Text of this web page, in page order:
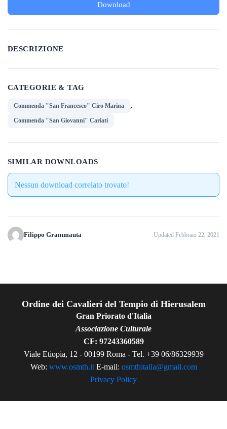
Download
DESCRIZIONE
CATEGORIE & TAG
Commenda "San Francesco" Ciro Marina ,
Commenda "San Giovanni" Cariati
SIMILAR DOWNLOADS
Nessun download correlato trovato!
Filippo Grammauta Updated Febbraio 22, 2021
Ordine dei Cavalieri del Tempio di Hierusalem
Gran Priorato d'Italia
Associazione Culturale
CF: 97243360589
Viale Etiopia, 12 - 00199 Roma - Tel. +39 06/86329939
Web: www.osmth.itE-mail: osmthitalia@gmail.com
Privacy Policy